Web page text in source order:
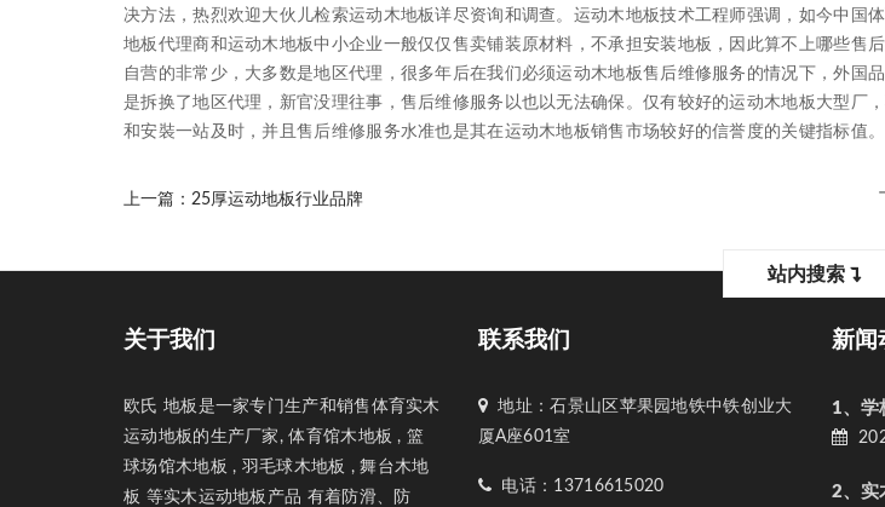
决方法，热烈欢迎大伙儿检索运动木地板详尽资询和调查。运动木地板技术工程师强调，如今中国
地板代理商和运动木地板中小企业一般仅仅售卖铺装原材料，不承担安装地板，因此算不上哪些售
自营的非常少，大多数是地区代理，很多年后在我们必须运动木地板售后维修服务的情况下，外国
是拆换了地区代理，新官没理往事，售后维修服务以也以无法确保。仅有较好的运动木地板大型厂
和安裝一站及时，并且售后维修服务水准也是其在运动木地板销售市场较好的信誉度的关键指标值。
上一篇： 25厚运动地板行业品牌
站内搜索
关于我们
欧氏 地板是一家专门生产和销售体育实木
运动地板的生产厂家, 体育馆木地板 , 篮
球场馆木地板 , 羽毛球木地板 , 舞台木地
板 等实木运动地板产品 有着防滑、防
联系我们
地址：石景山区苹果园地铁中铁创业大
厦A座601室
电话：13716615020
新闻
1、学
2、实